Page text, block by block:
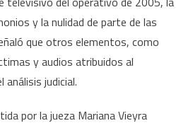
y la nulidad de parte de las
que otros elementos, como
y audios atribuidos al
análisis judicial.
por la jueza Mariana Vieyra